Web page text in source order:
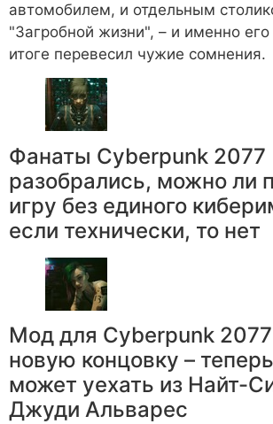
автомобилем, и отдельным
"Загробной жизни", – и именно его
итоге перевесил чужие сомнения.
Фанаты Cyberpunk 2077
разобрались, можно ли
игру без единого
если технически, то нет
Мод для Cyberpunk
новую концовку –
может уехать из Найт-
Джуди Альварес